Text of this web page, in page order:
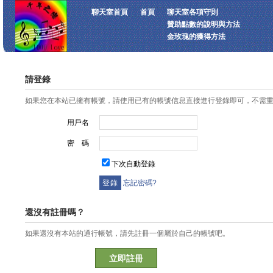
聊天室首頁 首頁
聊天室各項守則
贊助點數的說明與方法
金玫瑰的獲得方法
請登錄
如果您在本站已擁有帳號，請使用已有的帳號信息直接進行登錄即可，不需
用戶名
密 碼
下次自動登錄
忘記密碼?
還沒有註冊嗎？
如果還沒有本站的通行帳號，請先註冊一個屬於自己的帳號吧。
立即註冊